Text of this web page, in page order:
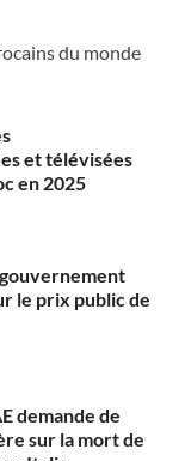
du monde
et télévisées
en 2025
le prix public de
demande de
sur la mort de